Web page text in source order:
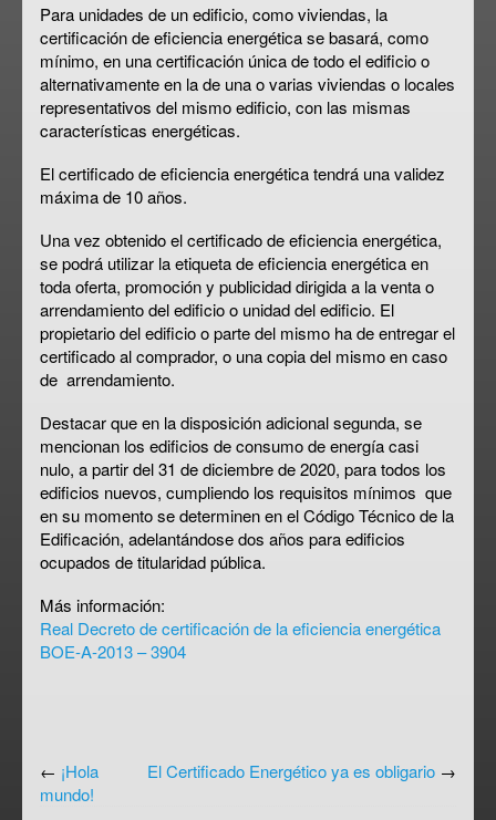
Para unidades de un edificio, como viviendas, la
certificación de eficiencia energética se basará, como
mínimo, en una certificación única de todo el edificio o
alternativamente en la de una o varias viviendas o locales
representativos del mismo edificio, con las mismas
características energéticas.
El certificado de eficiencia energéticatendrá una validez
máxima de 10 años.
Una vez obtenido el certificado de eficiencia energética,
se podrá utilizar la etiqueta de eficiencia energética en
toda oferta, promoción y publicidad dirigida a la venta o
arrendamiento del edificio o unidad del edificio. El
propietario del edificio o parte del mismo ha deentregar el
certificado al comprador, o una copia del mismo en caso
de arrendamiento.
Destacar que en la disposición adicional segunda, se
mencionan los edificios de consumo de energía casi
nulo, a partir del 31 de diciembre de 2020, para todos los
edificios nuevos, cumpliendo los requisitos mínimos que
en su momento se determinen en el Código Técnico de la
Edificación, adelantándose dos años para edificios
ocupados de titularidad pública.
Más información:
Real Decreto de certificación de la eficiencia energética
BOE-A-2013 – 3904
El Certificado Energético ya es obligario →
← ¡Hola
mundo!